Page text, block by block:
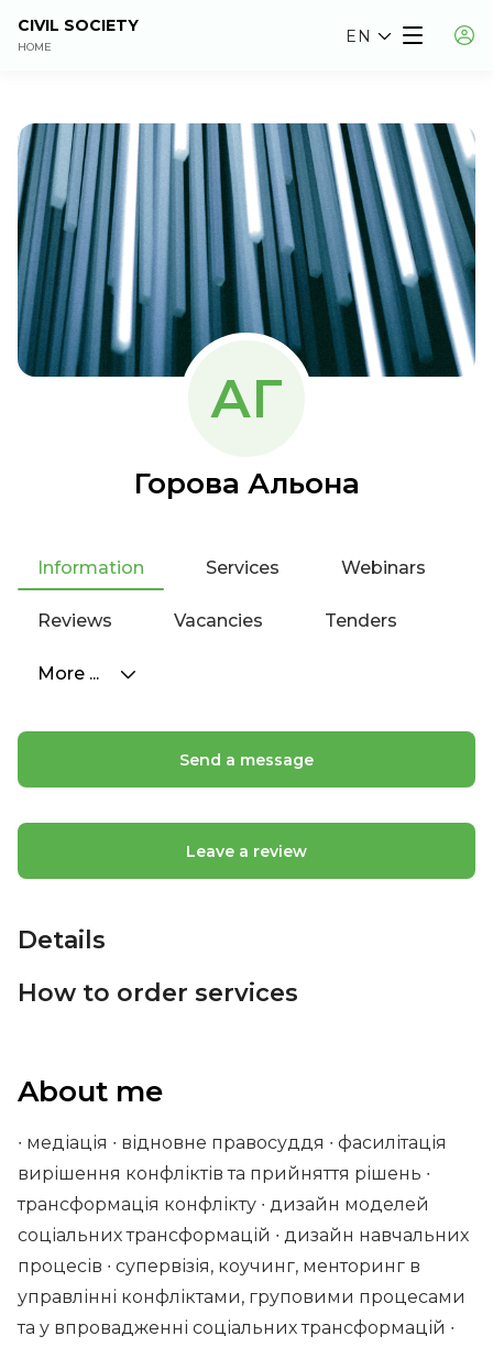
CIVIL SOCIETY
HOME
EN
АГ
Горова Альона
Information Services Webinars
Reviews Vacancies Tenders
More ...
About me
∙ медіація ∙ відновне правосуддя ∙ фасилітація
вирішення конфліктів та прийняття рішень ∙
трансформація конфлікту ∙ дизайн моделей
соціальних трансформацій ∙ дизайн навчальних
процесів ∙ супервізія, коучинг, менторинг в
управлінні конфліктами, груповими процесами
та у впровадженні соціальних трансформацій ∙
Send a message
Leave a review
Details
How to order services